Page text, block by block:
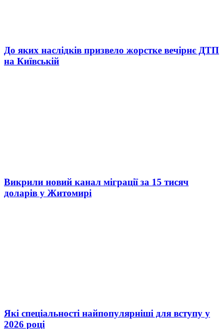
До яких наслідків призвело жорстке вечірнє ДТП
на Київській
Викрили новий канал міграції за 15 тисяч
доларів у Житомирі
Які спеціальності найпопулярніші для вступу у
2026 році